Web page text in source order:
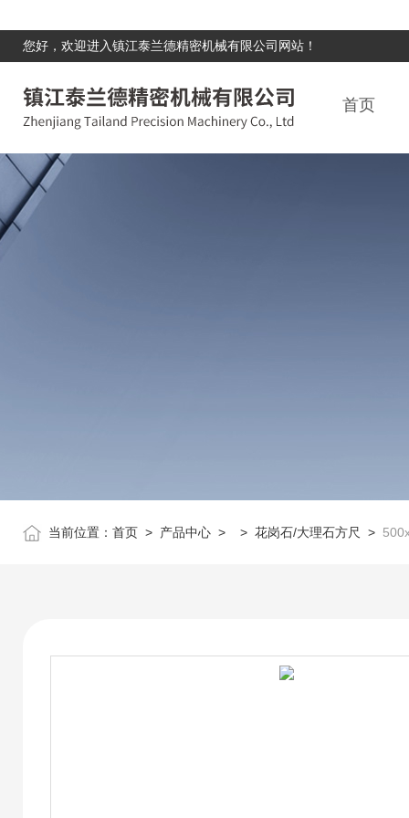
您好，欢迎进入镇江泰兰德精密机械有限公司网站！
首页
当前位置： 首页 > 产品中心 > > 花岗石/大理石方尺 >